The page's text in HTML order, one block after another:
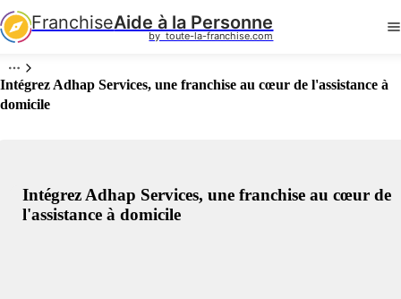
FranchiseAide à la Personne
by  toute-la-franchise.com
Intégrez Adhap Services, une franchise au cœur de l'assistance à
domicile
Intégrez Adhap Services, une franchise au cœur de
l'assistance à domicile